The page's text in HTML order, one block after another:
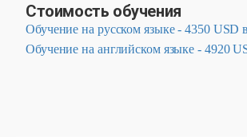
Стоимость обучения
Обучение на русском языке - 4350 USD
Обучение на английском языке - 4920